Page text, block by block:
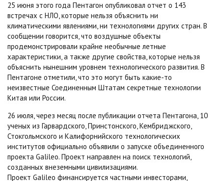
25 июня этого года Пентагон опубликовал отчет о 143
встречах с НЛО, которые нельзя объяснить ни
климатическими явлениями, ни технологиями других стран. В
сообщении говорится, что воздушные объекты
продемонстрировали крайне необычные летные
характеристики, а также другие свойства, которые нельзя
объяснить нынешним уровнем технологического развития. В
Пентагоне отметили, что это могут быть какие-то
неизвестные Соединенным Штатам секретные технологии
Китая или России.
26 июля, через месяц после публикации отчета Пентагона, 10
ученых из Гарвардского, Принстонского, Кембриджского,
Стокгольмского и Калифорнийского технологических
институтов официально объявили о запуске объединенного
проекта Galileo. Проект направлен на поиск технологий,
созданных внеземными цивилизациями.
Проект Galileo финансируется частными инвесторами,